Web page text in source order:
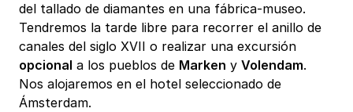
del tallado de diamantes en una fábrica-museo.
Tendremos la tarde libre para recorrer el anillo de
canales del siglo XVII o realizar una excursión
opcional a los pueblos de Marken y Volendam.
Nos alojaremos en el hotel seleccionado de
Ámsterdam.